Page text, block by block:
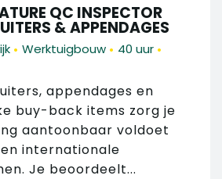
QC INSPECTOR
& APPENDAGES
• Werktuigbouw • 40 uur •
appendages en
buy-back items zorg je
aantoonbaar voldoet
internationale
Je beoordeelt...